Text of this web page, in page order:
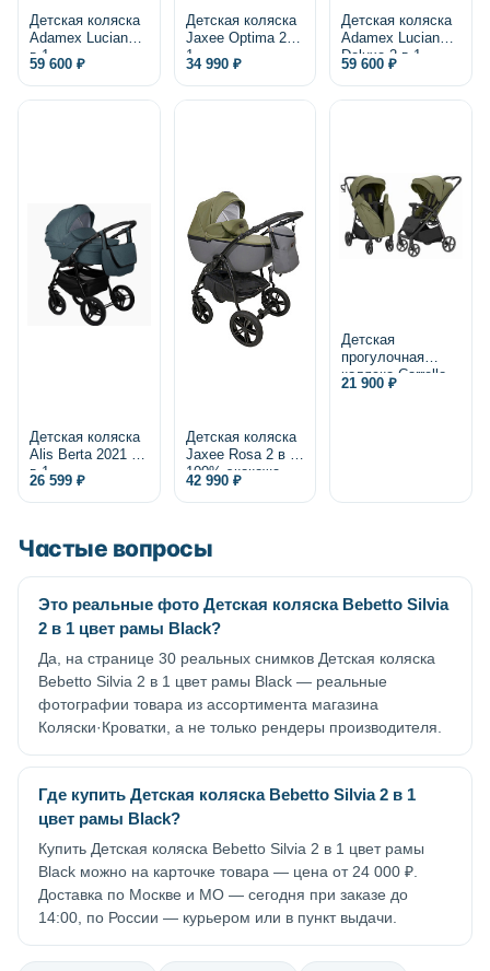
Детская коляска
Adamex Luciano 2
в 1
59 600 ₽
Детская коляска
Jaxee Optima 2 в
1
34 990 ₽
Детская коляска
Adamex Luciano
Deluxe 2 в 1,
экокожа
59 600 ₽
Детская коляска
Alis Berta 2021 2
в 1
26 599 ₽
Детская коляска
Jaxee Rosa 2 в 1,
100% экокожа
42 990 ₽
Детская
прогулочная
коляска Carrello
Bravo Lite CRL-
21 900 ₽
Частые вопросы
Это реальные фото Детская коляска Bebetto Silvia
2 в 1 цвет рамы Black?
Да, на странице 30 реальных снимков Детская коляска
Bebetto Silvia 2 в 1 цвет рамы Black — реальные
фотографии товара из ассортимента магазина
Коляски·Кроватки, а не только рендеры производителя.
Где купить Детская коляска Bebetto Silvia 2 в 1
цвет рамы Black?
Купить Детская коляска Bebetto Silvia 2 в 1 цвет рамы
Black можно на карточке товара — цена от 24 000 ₽.
Доставка по Москве и МО — сегодня при заказе до
14:00, по России — курьером или в пункт выдачи.